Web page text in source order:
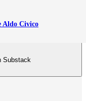
Aldo Civico
Substack